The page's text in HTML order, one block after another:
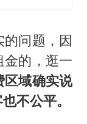
问题，因
的，逛一
区域确实说
不公平。